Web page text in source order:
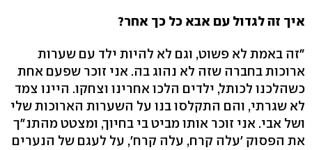
איך זה לגדול עם אבא כל כך אחר?
"זה באמת לא פשוט, וגם לא להיות ילד עם שערות
ארוכות בחברה שזה לא נהוג בה. אני זוכר שפעם אחת
כשהלכנו לכותל, ילדים הלכו אחרינו וצחקו. היינו צמד
לא שגרתי, והם התקלסו בנו על השערות הארוכות שלי
ושל אבי. אני זוכר אותו מביט בי בחיוך, ומצטט מהתנ"ך
את הפסוק 'עלה קרח, עלה קרח', על לעגם של הנערים